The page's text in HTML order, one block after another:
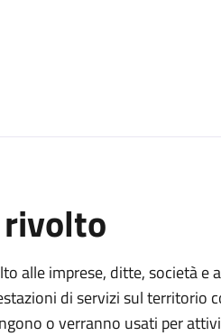
alle imprese, ditte, società
di servizi sul territorio
o verranno usati per